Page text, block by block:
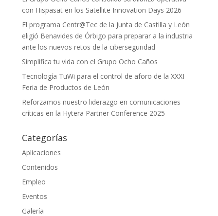
con Hispasat en los Satellite Innovation Days 2026
El programa Centr@Tec de la Junta de Castilla y León
eligió Benavides de Órbigo para preparar a la industria
ante los nuevos retos de la ciberseguridad
Simplifica tu vida con el Grupo Ocho Caños
Tecnología TuWi para el control de aforo de la XXXI
Feria de Productos de León
Reforzamos nuestro liderazgo en comunicaciones
críticas en la Hytera Partner Conference 2025
Categorías
Aplicaciones
Contenidos
Empleo
Eventos
Galería